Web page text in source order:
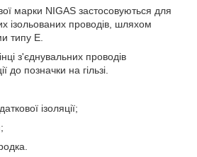
марки NIGAS застосовуються для
ізольованих проводів, шляхом
типу Е.
з'єднувальних проводів
до позначки на гільзі.
ізоляції;